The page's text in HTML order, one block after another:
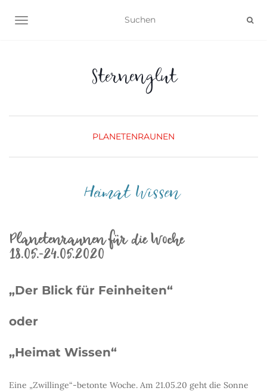
NAVIGATION UMSCHALTEN
Sternenglut
PLANETENRAUNEN
Heimat Wissen
Planetenraunen für die Woche
18.05.-24.05.2020
„Der Blick für Feinheiten“
oder
„Heimat Wissen“
Eine „Zwillinge“-betonte Woche. Am 21.05.20 geht die Sonne